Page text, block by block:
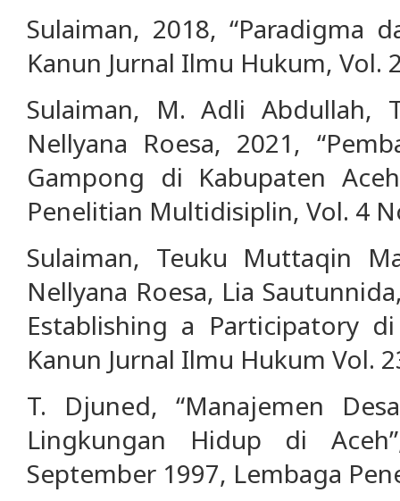
Sulaiman, 2018, “Paradigma
Kanun Jurnal Ilmu Hukum, Vol.
Sulaiman, M. Adli Abdullah,
Nellyana Roesa, 2021,
Gampong di Kabupaten
Penelitian Multidisiplin, Vol. 4
Sulaiman, Teuku Muttaqin
Nellyana Roesa, Lia
Establishing a Participatory
Kanun Jurnal Ilmu Hukum Vol.
T. Djuned, “Manajemen
Lingkungan Hidup di
September 1997, Lembaga